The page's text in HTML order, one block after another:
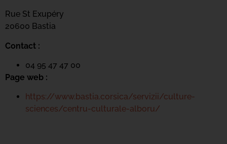
Rue St Exupéry
20600 Bastia
Contact :
04 95 47 47 00
Page web :
https://www.bastia.corsica/servizii/culture-
sciences/centru-culturale-alboru/